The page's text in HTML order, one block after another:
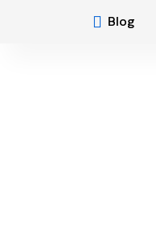
Blog